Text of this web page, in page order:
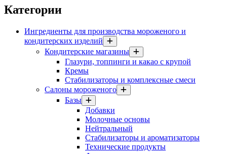
Категории
Ингредиенты для производства мороженого и
кондитерских изделий
Кондитерские магазины
Глазури, топпинги и какао с крупой
Кремы
Стабилизаторы и комплексные смеси
Салоны мороженого
Базы
Добавки
Молочные основы
Нейтральный
Стабилизаторы и ароматизаторы
Технические продукты